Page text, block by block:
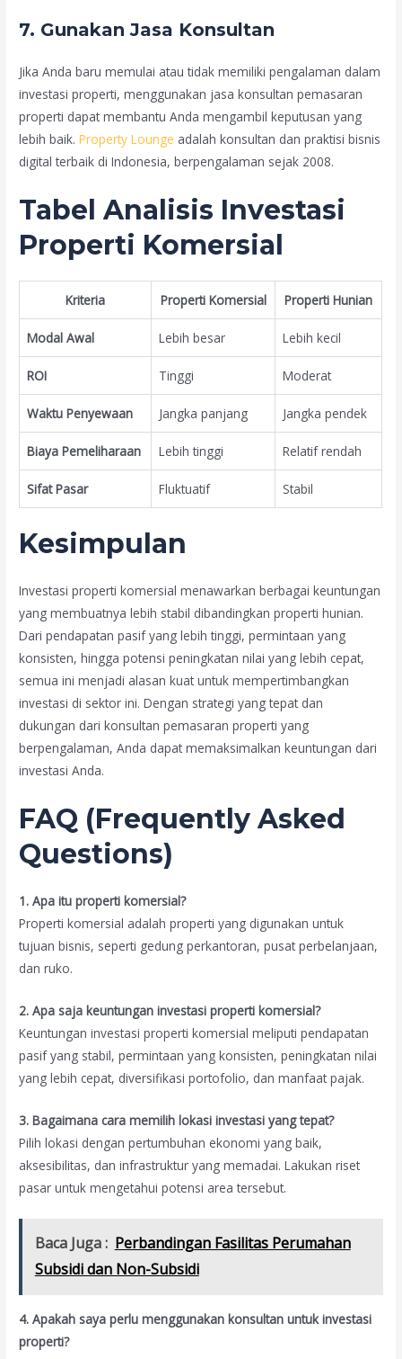
7. Gunakan Jasa Konsultan
Jika Anda baru memulai atau tidak memiliki pengalaman dalam
investasi properti, menggunakan jasa konsultan pemasaran
properti dapat membantu Anda mengambil keputusan yang
lebih baik.Property Lounge adalah konsultan dan praktisi bisnis
digital terbaik di Indonesia, berpengalaman sejak 2008.
Tabel Analisis Investasi
Properti Komersial
Kriteria Properti Komersial Properti Hunian
Modal Awal Lebih besar Lebih kecil
ROI Tinggi Moderat
Waktu Penyewaan Jangka panjang Jangka pendek
Biaya Pemeliharaan Lebih tinggi Relatif rendah
Sifat Pasar Fluktuatif Stabil
Kesimpulan
Investasi properti komersial menawarkan berbagai keuntungan
yang membuatnya lebih stabil dibandingkan properti hunian.
Dari pendapatan pasif yang lebih tinggi, permintaan yang
konsisten, hingga potensi peningkatan nilai yang lebih cepat,
semua ini menjadi alasan kuat untuk mempertimbangkan
investasi di sektor ini. Dengan strategi yang tepat dan
dukungan dari konsultan pemasaran properti yang
berpengalaman, Anda dapat memaksimalkan keuntungan dari
investasi Anda.
FAQ (Frequently Asked
Questions)
1. Apa itu properti komersial?
Properti komersial adalah properti yang digunakan untuk
tujuan bisnis, seperti gedung perkantoran, pusat perbelanjaan,
dan ruko.
2. Apa saja keuntungan investasi properti komersial?
Keuntungan investasi properti komersial meliputi pendapatan
pasif yang stabil, permintaan yang konsisten, peningkatan nilai
yang lebih cepat, diversifikasi portofolio, dan manfaat pajak.
3. Bagaimana cara memilih lokasi investasi yang tepat?
Pilih lokasi dengan pertumbuhan ekonomi yang baik,
aksesibilitas, dan infrastruktur yang memadai. Lakukan riset
pasar untuk mengetahui potensi area tersebut.
Baca Juga : Perbandingan Fasilitas Perumahan
Subsidi dan Non-Subsidi
4. Apakah saya perlu menggunakan konsultan untuk investasi
properti?